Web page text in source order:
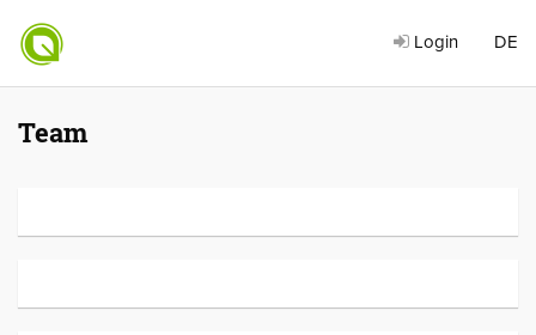
Login DE
Team